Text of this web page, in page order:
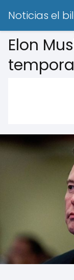
Noticias el
Elon